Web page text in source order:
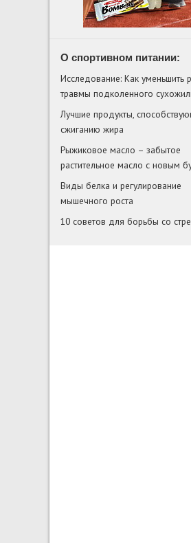
О спортивном питании:
Исследование: Как уменьшить
травмы подколенного
Лучшие продукты,
сжиганию жира
Рыжиковое масло – забытое
растительное масло с новым
Виды белка и регулирование
мышечного роста
10 советов для борьбы со